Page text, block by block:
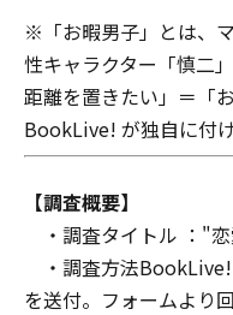
※「お暇男子」とは、
性キャラクター「慎二
距離を置きたい」＝「
BookLive! が独自に付け
【調査概要】
・調査タイトル ："
・調査方法BookLive!
を送付。フォームより